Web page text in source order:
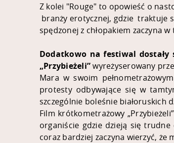
Z kolei "Rouge" to opowieść o
branży erotycznej, gdzie traktuje
spędzonej z chłopakiem zaczyna
Dodatkowo na festiwal
„Przybieżeli”wyreżyserowany
Mara w swoim
protesty odbywające się w
szczególnie boleśnie białoruskich
Film krótkometrażowy „
organiście gdzie dzieją się trudne
coraz bardziej zaczyna wierzyć, że